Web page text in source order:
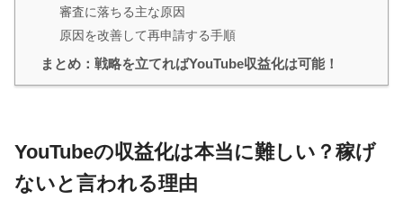
審査に落ちる主な原因
原因を改善して再申請する手順
まとめ：戦略を立てればYouTube収益化は可能！
YouTubeの収益化は本当に難しい？稼げ
ないと言われる理由